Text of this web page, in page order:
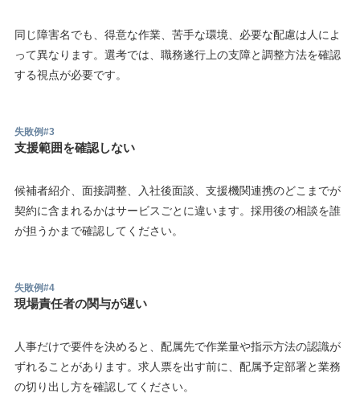
同じ障害名でも、得意な作業、苦手な環境、必要な配慮は人によ
って異なります。選考では、職務遂行上の支障と調整方法を確認
する視点が必要です。
失敗例#3
支援範囲を確認しない
候補者紹介、面接調整、入社後面談、支援機関連携のどこまでが
契約に含まれるかはサービスごとに違います。採用後の相談を誰
が担うかまで確認してください。
失敗例#4
現場責任者の関与が遅い
人事だけで要件を決めると、配属先で作業量や指示方法の認識が
ずれることがあります。求人票を出す前に、配属予定部署と業務
の切り出し方を確認してください。